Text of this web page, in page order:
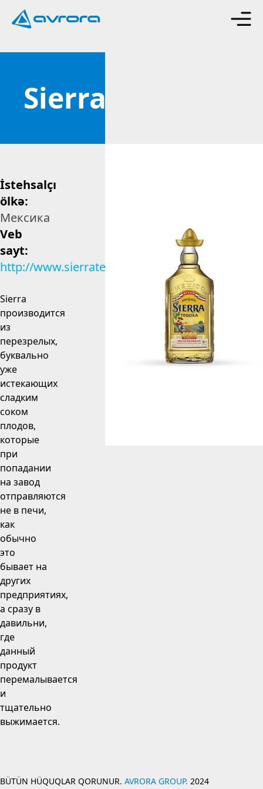
Sierra
İstehsalçı
ölkə:
Мексика
Veb
sayt:
http://www.sierratequila.com
Sierra
производится
из
перезрелых,
буквально
уже
истекающих
сладким
соком
плодов,
которые
при
попадании
на завод
отправляются
не в печи,
как
обычно
это
бывает на
других
предприятиях,
а сразу в
давильни,
где
данный
продукт
перемалывается
и
тщательно
выжимается.
BÜTÜN HÜQUQLAR QORUNUR. AVRORA GROUP. 2024